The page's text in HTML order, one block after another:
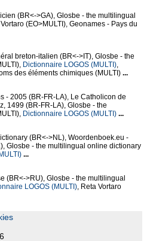
(BR<->GA), Glosbe - the multilingual
(EO>MULTI), Geonames - Pays du
breton-italien (BR<->IT), Glosbe - the
Dictionnaire LOGOS (MULTI),
des éléments chimiques (MULTI) ...
- 2005 (BR-FR-LA), Le Catholicon de
1499 (BR-FR-LA), Glosbe - the
Dictionnaire LOGOS (MULTI) ...
(BR<->NL), Woordenboek.eu -
Glosbe - the multilingual online dictionary
...
(BR<->RU), Glosbe - the multilingual
LOGOS (MULTI), Reta Vortaro